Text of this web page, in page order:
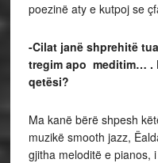
poezinë aty e kutpoj se
-Cilat janë shprehitë
tregim apo meditim… .
qetësi?
Ma kanë bërë shpesh
muzikë smooth jazz,
gjitha meloditë e pianos,